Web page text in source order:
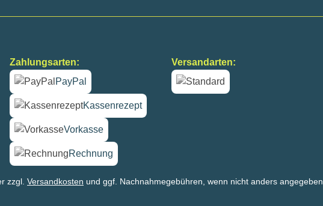
Zahlungsarten:
PayPal
Kassenrezept
Vorkasse
Rechnung
Versandarten:
zzgl. Versandkosten und ggf. Nachnahmegebühren, wenn nicht anders angegeben.